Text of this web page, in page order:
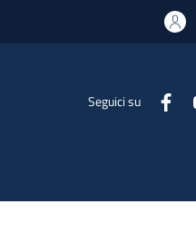
Seguici su